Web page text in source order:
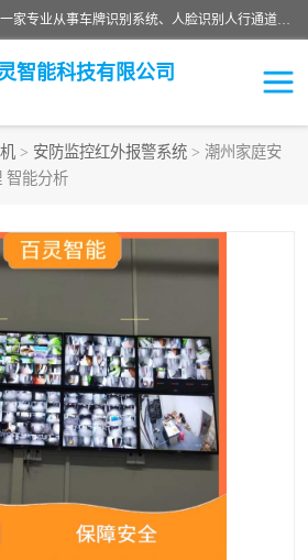
广州百灵智能科技有限公司是一家专业从事车牌识别系统、人脸识别人行通道、安防监控交通设施、停车场智能管理系统、停车场云平台、车牌识别一体机、自动道闸、通道设备、交通设施及交通划线等产品研发、生产和销售的高新技术企业。
智能科技有限公司
> 安防监控红外报警系统 > 潮州家庭安
智能分析
统